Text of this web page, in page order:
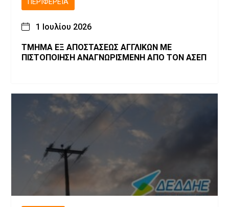
1 Ιουλίου 2026
ΤΜΗΜΑ ΕΞ ΑΠΟΣΤΑΣΕΩΣ ΑΓΓΛΙΚΩΝ ΜΕ
ΠΙΣΤΟΠΟΙΗΣΗ ΑΝΑΓΝΩΡΙΣΜΕΝΗ ΑΠΟ ΤΟΝ ΑΣΕΠ